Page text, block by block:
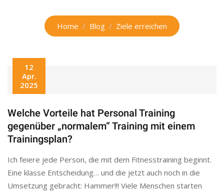
Home Blog Ziele erreichen
12
Apr.
2025
Welche Vorteile hat Personal Training
gegenüber „normalem“ Training mit einem
Trainingsplan?
Ich feiere jede Person, die mit dem Fitnesstraining beginnt.
Eine klasse Entscheidung… und die jetzt auch noch in die
Umsetzung gebracht: Hammer!!! Viele Menschen starten